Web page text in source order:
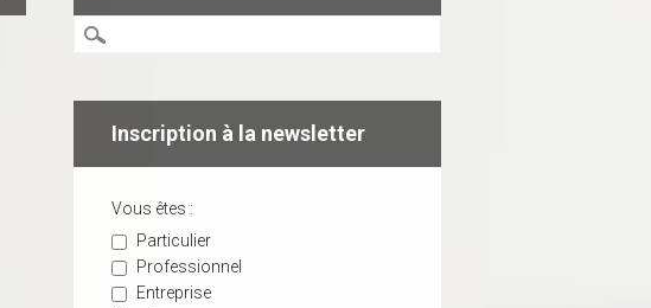
Inscription à la newsletter
Vous êtes :
Particulier
Professionnel
Entreprise